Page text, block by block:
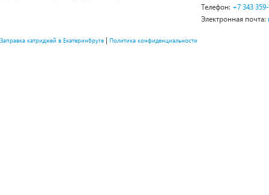
Телефон: +7 343
Электронная почта:
Заправка катриджей в Екатеринбруге | Политика конфиденциальности